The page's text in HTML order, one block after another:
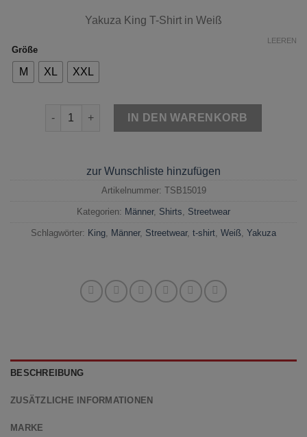
Yakuza King T-Shirt in Weiß
Größe
M XL XXL
LEEREN
Yakuza King T-Shirt Weiß Menge
IN DEN WARENKORB
zur Wunschliste hinzufügen
Artikelnummer: TSB15019
Kategorien: Männer, Shirts Streetwear
Schlagwörter: King Männer, Streetwear, t-shirt Weiß Yakuza
BESCHREIBUNG
ZUSÄTZLICHE INFORMATIONEN
MARKE